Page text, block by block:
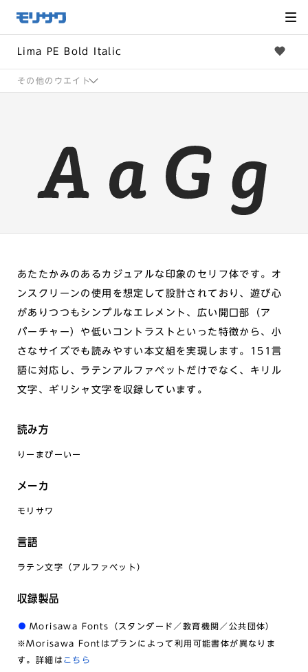
メ
ニュー
飛ばし
へ移動
Lima PE Bold Italic
その他のウエイト
あたたかみのあるカジュアルな印象のセリフ体です。オ
ンスクリーンの使用を想定して設計されており、遊び心
がありつつもシンプルなエレメント、広い開口部（ア
パーチャー）や低いコントラストといった特徴から、小
さなサイズでも読みやすい本文組を実現します。151言
語に対応し、ラテンアルファベットだけでなく、キリル
文字、ギリシャ文字を収録しています。
読み方
りーまぴーいー
メーカ
モリサワ
言語
ラテン文字（アルファベット）
収録製品
Morisawa Fonts（スタンダード／教育機関／公共団体）
※Morisawa Fontはプランによって利用可能書体が異なりま
す。詳細は こちら